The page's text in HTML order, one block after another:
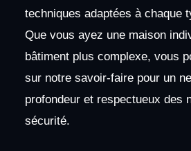
techniques adaptées à chaque
Que vous ayez une maison
bâtiment plus complexe, vous
sur notre savoir-faire pour un
profondeur et respectueux des
sécurité.